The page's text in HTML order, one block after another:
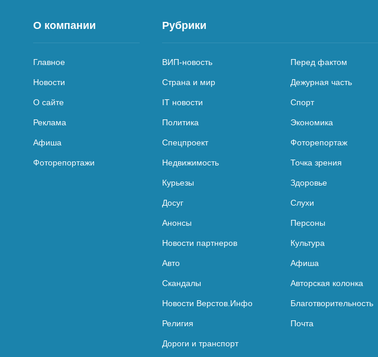
О компании
Главное
Новости
О сайте
Реклама
Афиша
Фоторепортажи
Рубрики
ВИП-новость Перед фактом
Страна и мир Дежурная часть
IT новости Спорт
Политика Экономика
Спецпроект Фоторепортаж
Недвижимость Точка зрения
Курьезы Здоровье
Досуг Слухи
Анонсы Персоны
Новости партнеров Культура
Авто Афиша
Скандалы Авторская колонка
Новости Верстов.Инфо Благотворительность
Религия Почта
Дороги и транспорт